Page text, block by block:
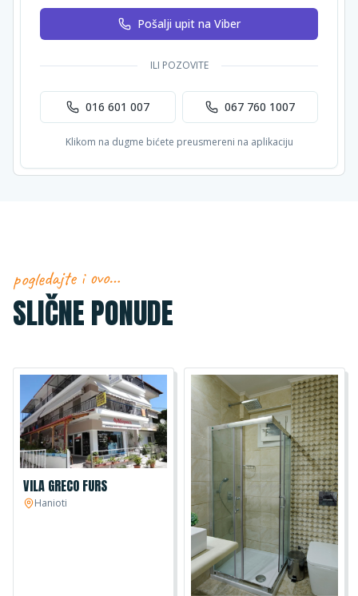
Pošalji upit na Viber
ILI POZOVITE
016 601 007 067 760 1007
Klikom na dugme bićete preusmereni na aplikaciju
pogledajte i ovo…
SLIČNE PONUDE
VILA GRECO FURS
Hanioti